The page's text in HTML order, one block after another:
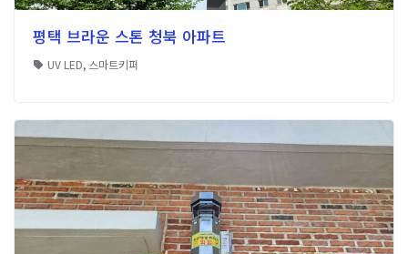
평택 브라운 스톤 청북 아파트
UV LED, 스마트키퍼